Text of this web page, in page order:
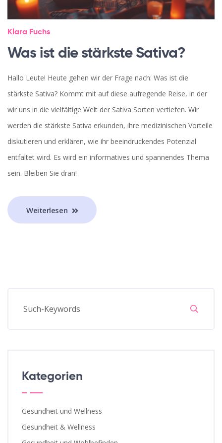
Klara Fuchs
Was ist die stärkste Sativa?
Hallo Leute! Heute gehen wir der Frage nach: Was ist die
stärkste Sativa? Kommt mit auf diese aufregende Reise, in der
wir uns in die vielfältige Welt der Sativa Sorten vertiefen. Wir
werden die stärkste Sativa erkunden, ihre medizinischen Vorteile
diskutieren und erklären, wie ihr beeindruckendes Potenzial
entfaltet wird. Es wird ein informatives und spannendes Thema
sein. Bleiben Sie dran!
Weiterlesen
Kategorien
Gesundheit und Wellness
Gesundheit & Wellness